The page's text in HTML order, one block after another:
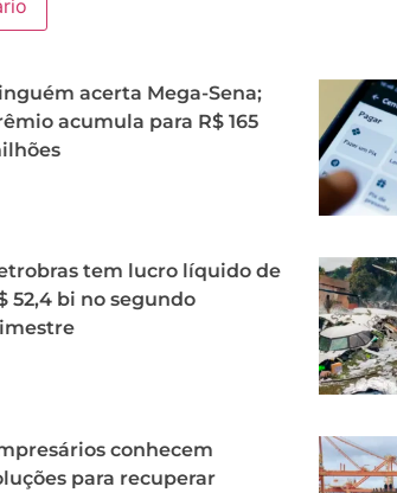
acerta Mega-Sena;
acumula para R$ 165
tem lucro líquido de
52,4 bi no segundo
conhecem
para recuperar